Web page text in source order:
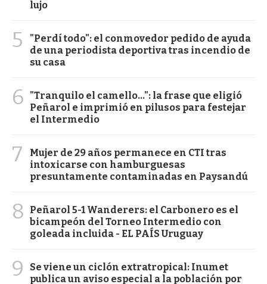
lujo
5
"Perdí todo": el conmovedor pedido de ayuda
de una periodista deportiva tras incendio de
su casa
6
"Tranquilo el camello...": la frase que eligió
Peñarol e imprimió en pilusos para festejar
el Intermedio
7
Mujer de 29 años permanece en CTI tras
intoxicarse con hamburguesas
presuntamente contaminadas en Paysandú
8
Peñarol 5-1 Wanderers: el Carbonero es el
bicampeón del Torneo Intermedio con
goleada incluida - EL PAÍS Uruguay
9
Se viene un ciclón extratropical: Inumet
publica un aviso especial a la población por